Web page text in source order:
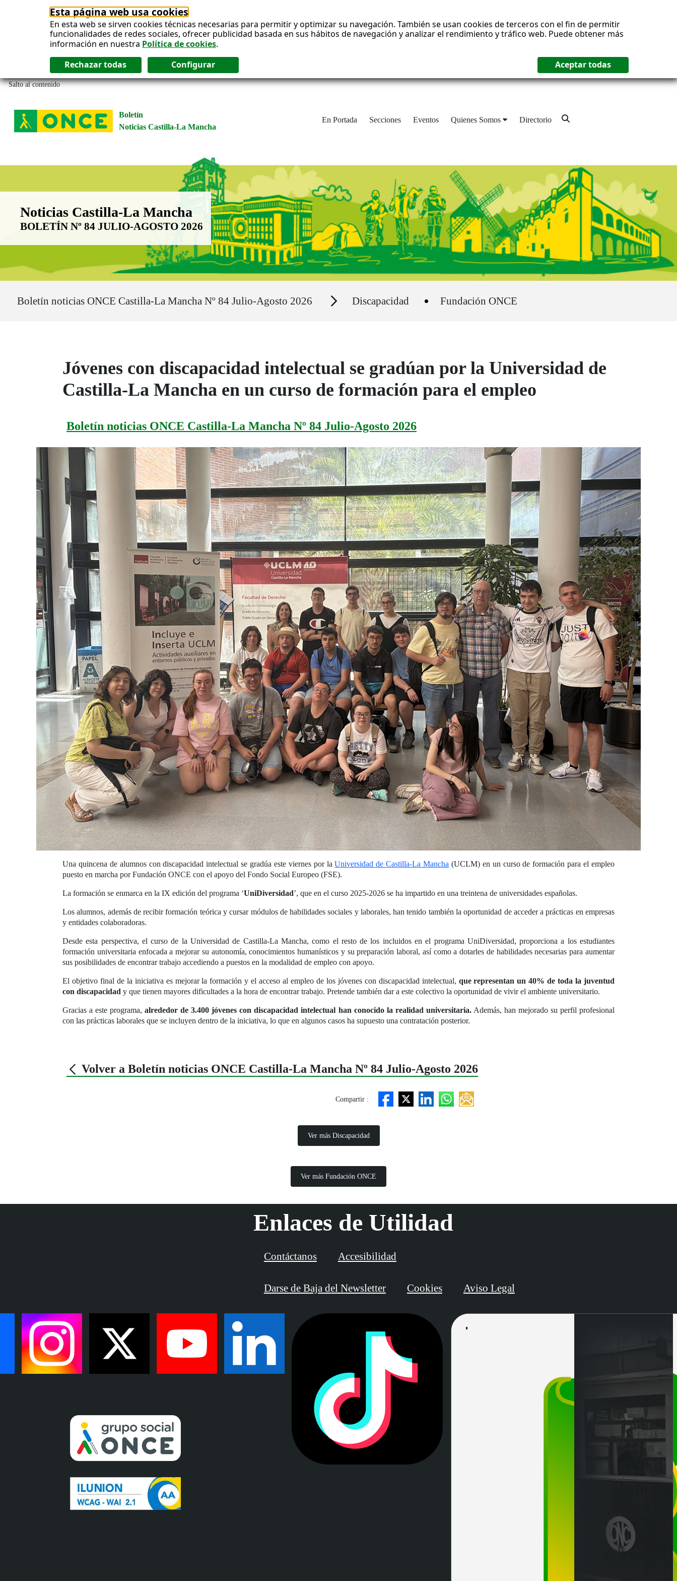
Esta página web usa cookies
En esta web se sirven cookies técnicas necesarias para permitir y optimizar su navegación. También se usan cookies de terceros con el fin de permitir
funcionalidades de redes sociales, ofrecer publicidad basada en sus hábitos de navegación y analizar el rendimiento y tráfico web. Puede obtener más
información en nuestra Política de cookies.
Salto al contenido
Boletín
Noticias Castilla-La Mancha
En Portada Secciones Eventos Quienes Somos Directorio
Boletín Noticias Castilla-La Mancha
Noticias Castilla-La Mancha
BOLETÍN Nº 84 JULIO-AGOSTO 2026
Boletín noticias ONCE Castilla-La Mancha Nº 84 Julio-Agosto 2026 Secciones Discapacidad Fundación ONCE
Jóvenes con discapacidad intelectual se gradúan por la Universidad de
Castilla-La Mancha en un curso de formación para el empleo
Boletín noticias ONCE Castilla-La Mancha Nº 84 Julio-Agosto 2026
Una quincena de alumnos con discapacidad intelectual se gradúa este viernes por laUniversidad de Castilla-La Mancha (UCLM) en un curso de formación para el empleo
puesto en marcha por Fundación ONCE con el apoyo del Fondo Social Europeo (FSE).
La formación se enmarca en la IX edición del programa ‘UniDiversidad’, que en el curso 2025-2026 se ha impartido en una treintena de universidades españolas.
Los alumnos, además de recibir formación teórica y cursar módulos de habilidades sociales y laborales, han tenido también la oportunidad de acceder a prácticas en empresas
y entidades colaboradoras.
Desde esta perspectiva, el curso de la Universidad de Castilla-La Mancha, como el resto de los incluidos en el programa UniDiversidad, proporciona a los estudiantes
formación universitaria enfocada a mejorar su autonomía, conocimientos humanísticos y su preparación laboral, así como a dotarles de habilidades necesarias para aumentar
sus posibilidades de encontrar trabajo accediendo a puestos en la modalidad de empleo con apoyo.
El objetivo final de la iniciativa es mejorar la formación y el acceso al empleo de los jóvenes con discapacidad intelectual, que representan un 40% de toda la juventud
con discapacidad y que tienen mayores dificultades a la hora de encontrar trabajo. Pretende también dar a este colectivo la oportunidad de vivir el ambiente universitario.
Gracias a este programa,alrededor de 3.400 jóvenes con discapacidad intelectual han conocido la realidad universitaria.Además, han mejorado su perfil profesional
con las prácticas laborales que se incluyen dentro de la iniciativa, lo que en algunos casos ha supuesto una contratación posterior.
Volver a Boletín noticias ONCE Castilla-La Mancha Nº 84 Julio-Agosto 2026
Compartir :
Ver más Discapacidad
Ver más Fundación ONCE
Enlaces de Utilidad
Contáctanos Accesibilidad
Darse de Baja del Newsletter Cookies Aviso Legal